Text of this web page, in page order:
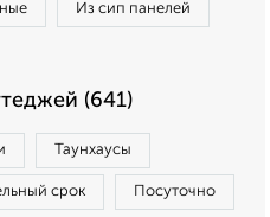
Из сип панелей
(641)
Таунхаусы
срок Посуточно